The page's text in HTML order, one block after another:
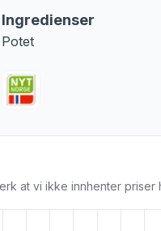
Ingredienser
Potet
at vi ikke innhenter priser